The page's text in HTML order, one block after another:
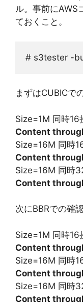
ル。事前にAWS
ておくこと。
# s3tester -
まずはCUBICで
Size=1M 同時
Content
Size=16M 同時
Content
Size=16M 同時
Content
次にBBRでの確
Size=1M 同時
Content
Size=16M 同時
Content
Size=16M 同時
Content